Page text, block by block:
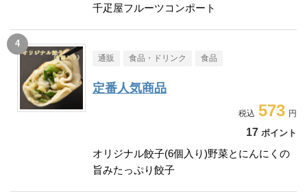
千疋屋フルーツコンポート
通販 食品・ドリンク 食品
定番人気商品
573
17 ポイント
オリジナル餃子(6個入り)野菜とにんにくの
旨みたっぷり餃子